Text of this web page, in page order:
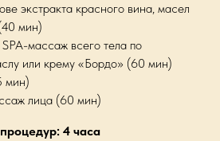
экстракта красного вина, масел
мин)
массаж всего тела по
или крему «Бордо» (60 мин)
мин)
лица (60 мин)
4 часа